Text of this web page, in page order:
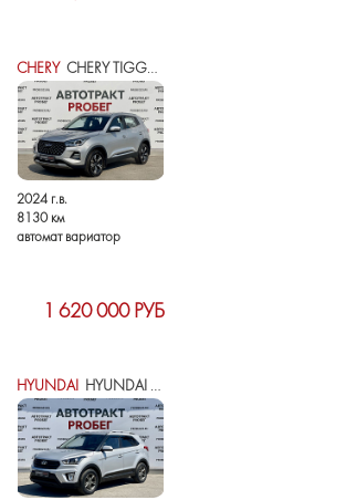
CHERY CHERY TIGGO 4 PRO I РЕСТАЙЛИНГ
2024 г.в.
8130 км
автомат вариатор
1 620 000 РУБ
HYUNDAI HYUNDAI CRETA I